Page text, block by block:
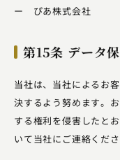
ー ぴあ株式会社
第15条 データ
当社は、当社によるお
決するよう努めます。
する権利を侵害したと
いて当社にご連絡くださ